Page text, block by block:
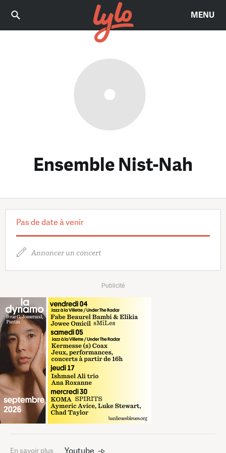
MENU
Ensemble Nist-Nah
Pas de date à venir
Annoncer un concert
Publicité
En savoir plus Youtube